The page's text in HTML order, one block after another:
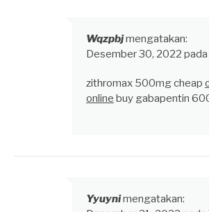
Wqzpbjmengatakan:
Desember 30, 2022
zithromax 500mg cheap
online buy gabapentin
Yyuynimengatakan: